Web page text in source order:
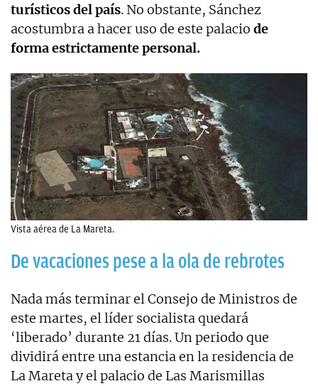
turísticos del país. No obstante, Sánchez
acostumbra a hacer uso de este palacio de
forma estrictamente personal.
Vista aérea de La Mareta.
De vacaciones pese a la ola de rebrotes
Nada más terminar el Consejo de Ministros de
este martes, el líder socialista quedará
‘liberado’ durante 21 días. Un periodo que
dividirá entre una estancia en la residencia de
La Mareta y el palacio de Las Marismillas